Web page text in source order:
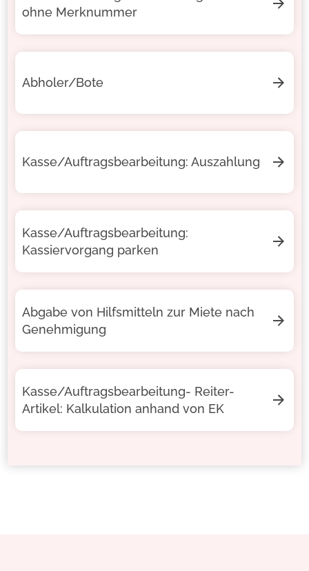
ohne Merknummer
Abholer/Bote
Kasse/Auftragsbearbeitung: Auszahlung
Kasse/Auftragsbearbeitung:
Kassiervorgang parken
Abgabe von Hilfsmitteln zur Miete nach
Genehmigung
Kasse/Auftragsbearbeitung- Reiter-
Artikel: Kalkulation anhand von EK